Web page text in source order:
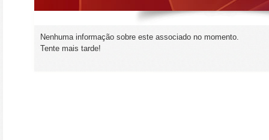
Nenhuma informação sobre este associado no momento.
Tente mais tarde!